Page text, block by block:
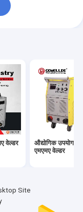
वेल्डर
औद्योगिक उपयोग
एमएमए वेल्डर
Site